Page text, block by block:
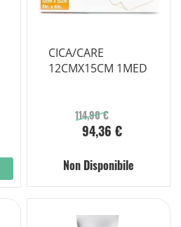
CICA/CARE
12CMX15CM 1MED
114,90 €
94,36 €
Non Disponibile